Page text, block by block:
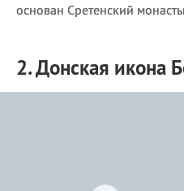
основан Сретенский
2. Донская икона